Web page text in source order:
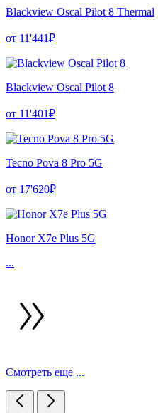
Blackview Oscal Pilot 8 Thermal
от 11'441₽
Blackview Oscal Pilot 8
от 11'401₽
Tecno Pova 8 Pro 5G
от 17'620₽
Honor X7e Plus 5G
...
Смотреть еще ...